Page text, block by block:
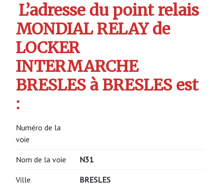
L’adresse du point relais
MONDIAL RELAY de
LOCKER
INTERMARCHE
BRESLES à BRESLES est
:
Numéro de la
voie
Nom de la voie N31
Ville BRESLES